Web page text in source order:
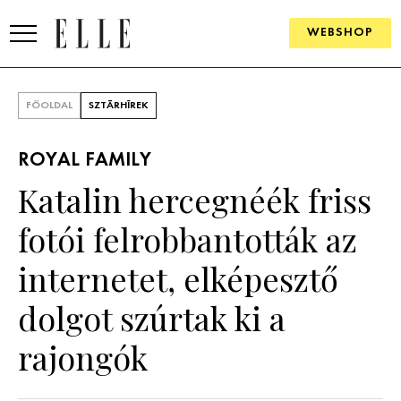
WEBSHOP
SZÉPSÉG
PSZICHÉ
ÉLETMÓD
FŐOLDAL SZTÁRHÍREK
ROYAL FAMILY
Katalin hercegnéék friss
fotói felrobbantották az
internetet, elképesztő
dolgot szúrtak ki a
rajongók